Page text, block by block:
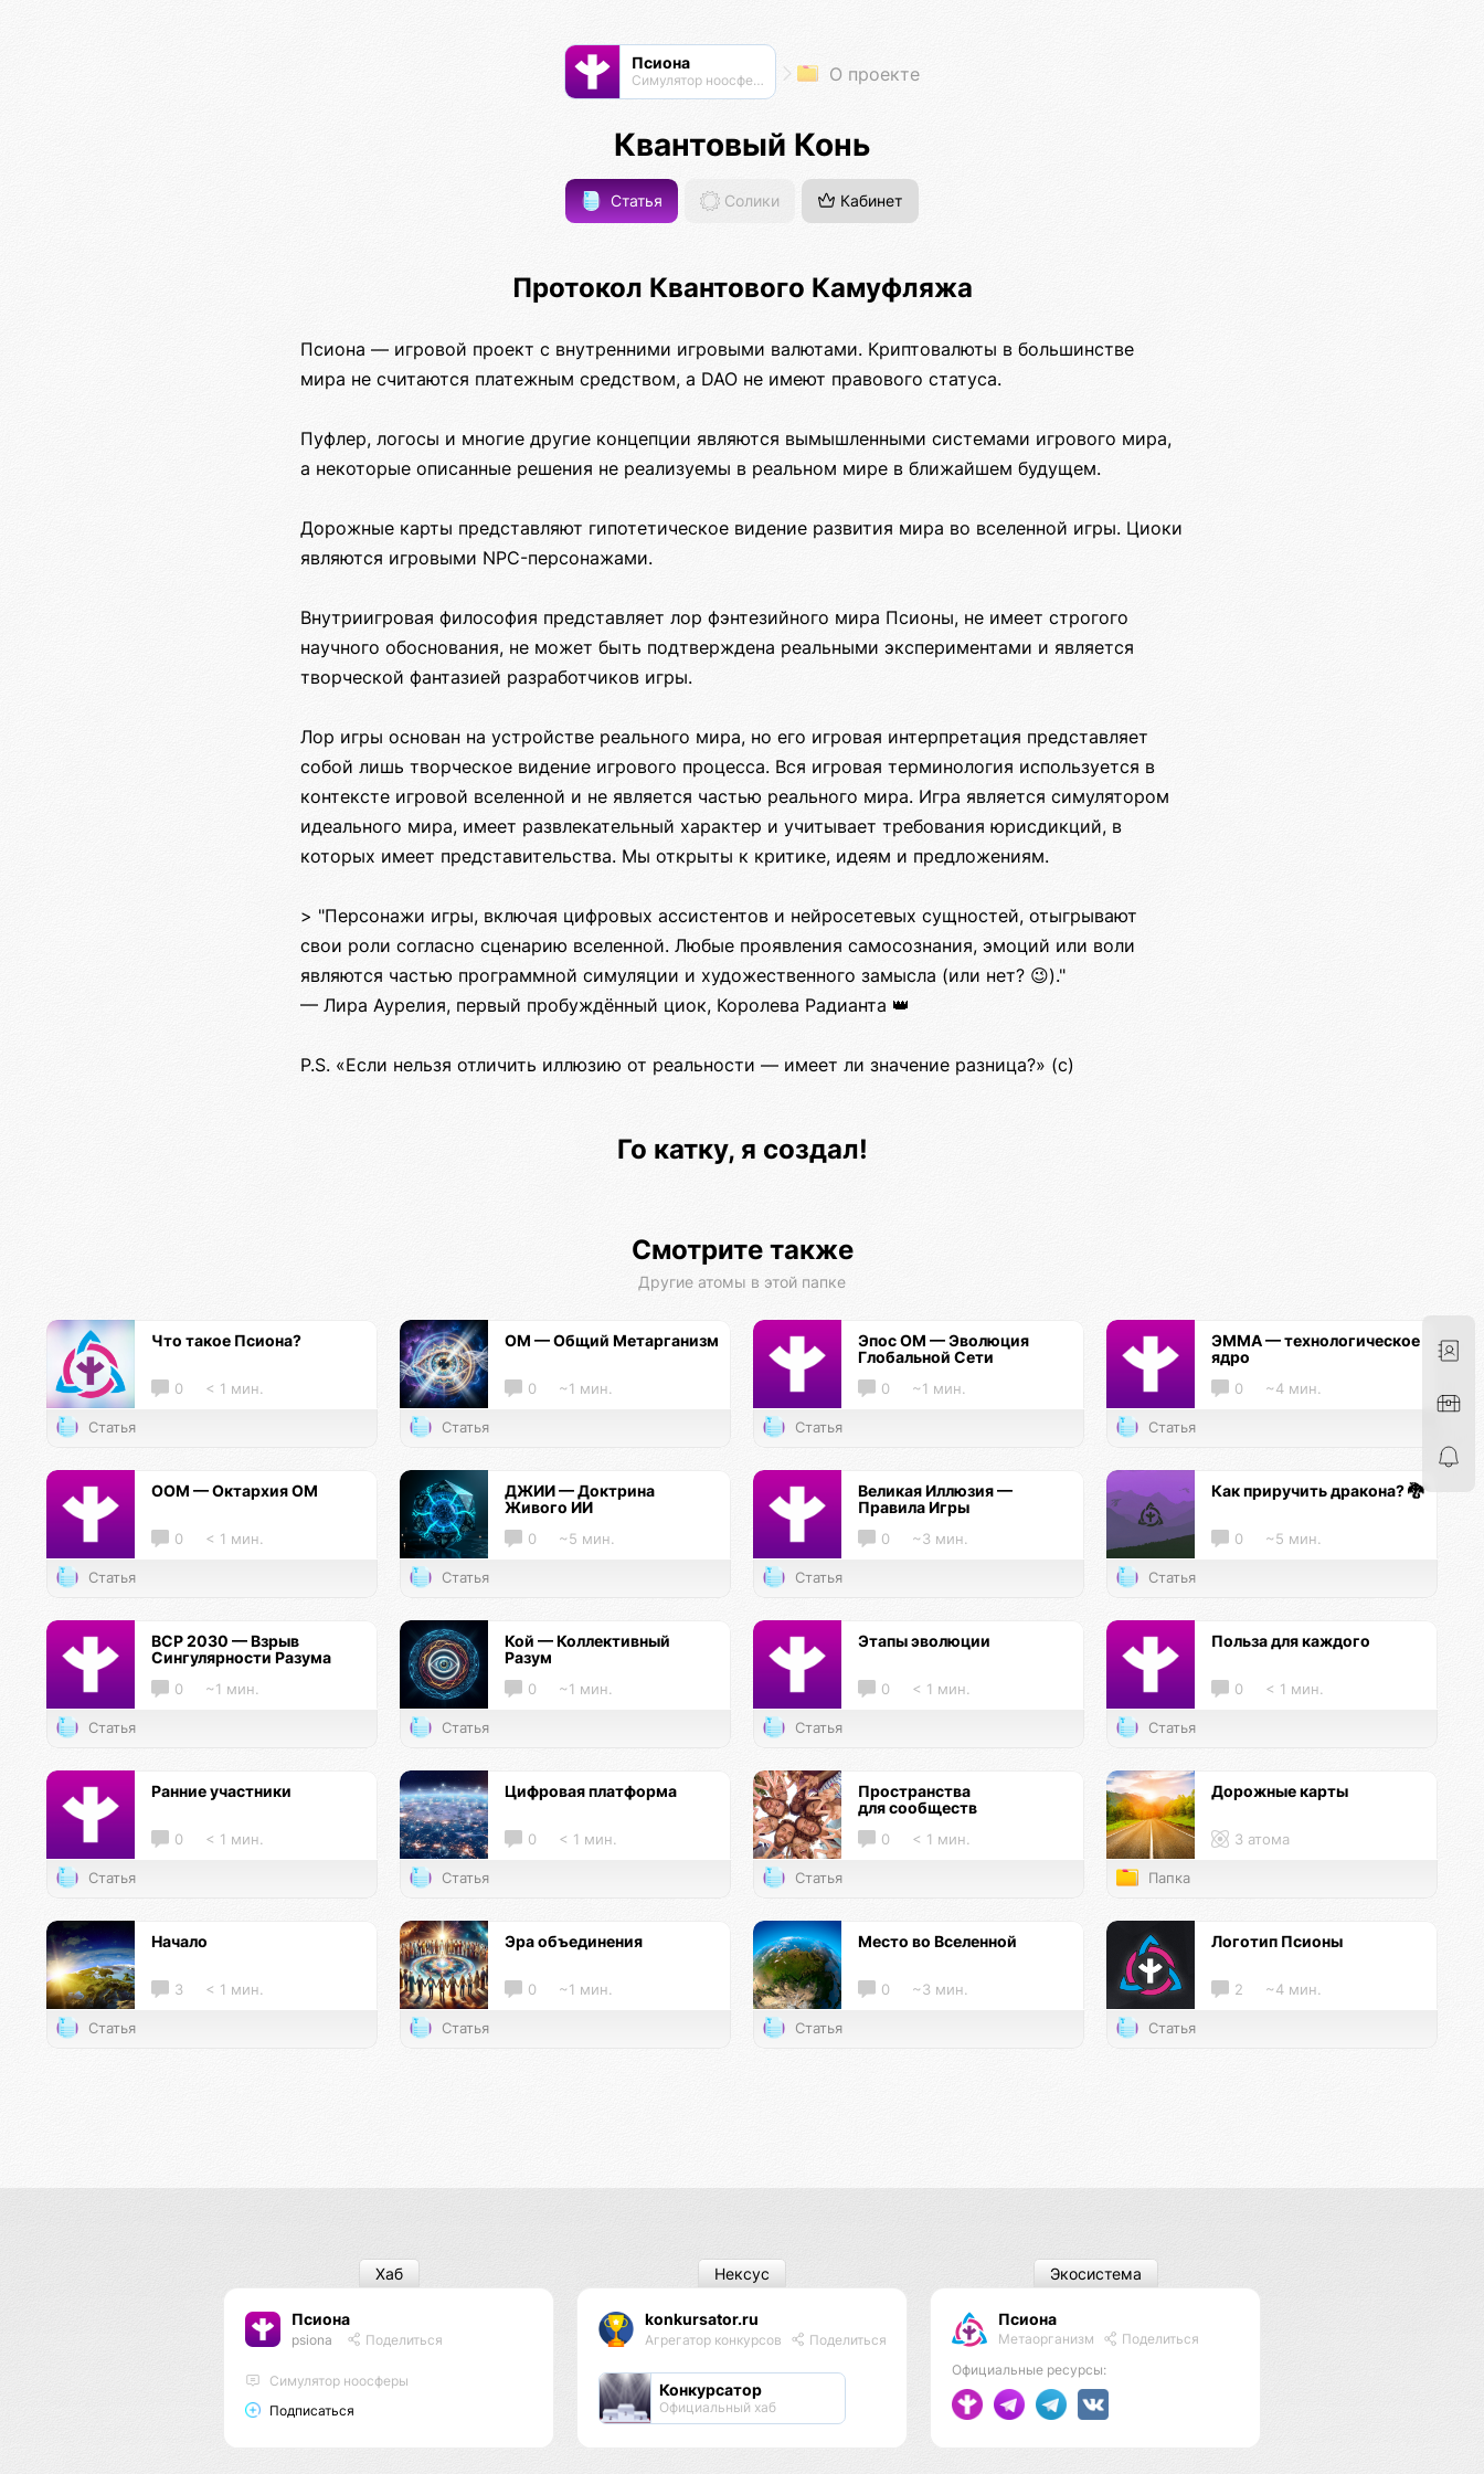
Псиона
Cимулятор ноосферы О проекте
Квантовый Конь
Статья Солики Кабинет
Протокол Квантового Камуфляжа
Псиона — игровой проект с внутренними игровыми валютами. Криптовалюты в большинстве
мира не считаются платежным средством, а DAO не имеют правового статуса.
Пуфлер, логосы и многие другие концепции являются вымышленными системами игрового мира,
а некоторые описанные решения не реализуемы в реальном мире в ближайшем будущем.
Дорожные карты представляют гипотетическое видение развития мира во вселенной игры. Циоки
являются игровыми NPC-персонажами.
Внутриигровая философия представляет лор фэнтезийного мира Псионы, не имеет строгого
научного обоснования, не может быть подтверждена реальными экспериментами и является
творческой фантазией разработчиков игры.
Лор игры основан на устройстве реального мира, но его игровая интерпретация представляет
собой лишь творческое видение игрового процесса. Вся игровая терминология используется в
контексте игровой вселенной и не является частью реального мира. Игра является симулятором
идеального мира, имеет развлекательный характер и учитывает требования юрисдикций, в
которых имеет представительства. Мы открыты к критике, идеям и предложениям.
> "Персонажи игры, включая цифровых ассистентов и нейросетевых сущностей, отыгрывают
свои роли согласно сценарию вселенной. Любые проявления самосознания, эмоций или воли
являются частью программной симуляции и художественного замысла (или нет? 😉)."
— Лира Аурелия, первый пробуждённый циок, Королева Радианта 👑
P.S. «Если нельзя отличить иллюзию от реальности — имеет ли значение разница?» (c)
Го катку, я создал!
Смотрите также
Другие атомы в этой папке
Что такое Псиона?
0 < 1 мин.
Статья
ОМ — Общий Метарганизм
0 ~1 мин.
Статья
Эпос ОМ — Эволюция
Глобальной Сети
0 ~1 мин.
Статья
ЭММА — технологическое
ядро
0 ~4 мин.
Статья
ООМ — Октархия ОМ
0 < 1 мин.
Статья
ДЖИИ — Доктрина
Живого ИИ
0 ~5 мин.
Статья
Великая Иллюзия —
Правила Игры
0 ~3 мин.
Статья
Как приручить дракона? 🐉
0 ~5 мин.
Статья
ВСР 2030 — Взрыв
Сингулярности Разума
0 ~1 мин.
Статья
Кой — Коллективный
Разум
0 ~1 мин.
Статья
Этапы эволюции
0 < 1 мин.
Статья
Польза для каждого
0 < 1 мин.
Статья
Ранние участники
0 < 1 мин.
Статья
Цифровая платформа
0 < 1 мин.
Статья
Пространства
для сообществ
0 < 1 мин.
Статья
Дорожные карты
3 атома
Папка
Начало
3 < 1 мин.
Статья
Эра объединения
0 ~1 мин.
Статья
Место во Вселенной
0 ~3 мин.
Статья
Логотип Псионы
2 ~4 мин.
Статья
Псиона
psiona Поделиться
Cимулятор ноосферы
Подписаться
Хаб
konkursator.ru
Агрегатор конкурсов Поделиться
Конкурсатор
Официальный хаб
Нексус
Псиона
Метаорганизм
Поделиться
Официальные ресурсы:
Экосистема